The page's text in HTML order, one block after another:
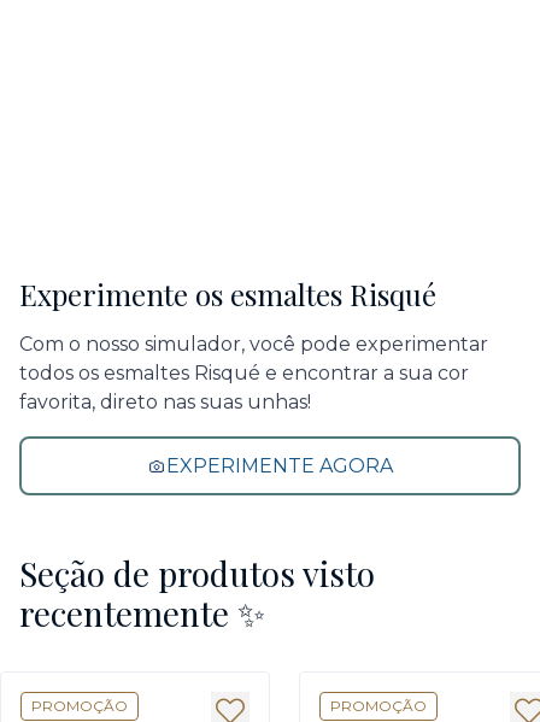
Experimente os esmaltes Risqué
Com o nosso simulador, você pode experimentar
todos os esmaltes Risqué e encontrar a sua cor
favorita, direto nas suas unhas!
EXPERIMENTE AGORA
Seção de produtos visto
recentemente ✨
PROMOÇÃO PROMOÇÃO